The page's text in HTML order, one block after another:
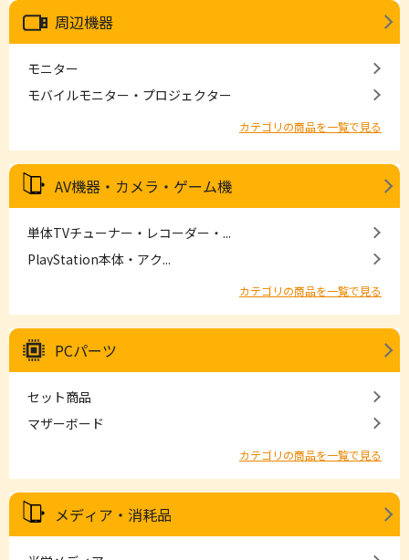
周辺機器
モニター
モバイルモニター・プロジェクター
カテゴリの商品を一覧で見る
AV機器・カメラ・ゲーム機
単体TVチューナー・レコーダー・...
PlayStation本体・アク...
カテゴリの商品を一覧で見る
PCパーツ
セット商品
マザーボード
カテゴリの商品を一覧で見る
メディア・消耗品